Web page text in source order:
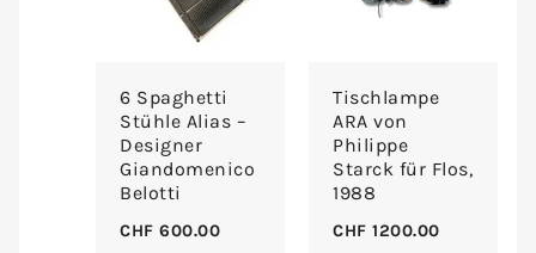
6 Spaghetti
Stühle Alias –
Designer
Giandomenico
Belotti
CHF 600.00
Tischlampe
ARA von
Philippe
Starck für Flos,
1988
CHF 1200.00